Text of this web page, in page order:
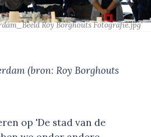
Roy Borghouts Fotografie.jpg’
(bron: Roy Borghouts
op 'De stad van de